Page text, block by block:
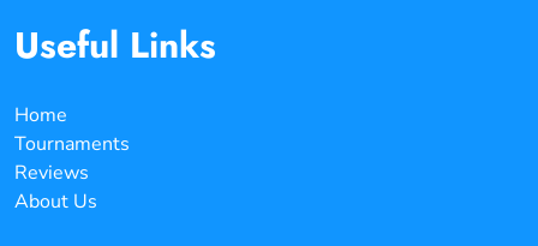
Useful Links
Home
Tournaments
Reviews
About Us